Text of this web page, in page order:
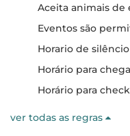
Aceita animais de
Eventos são
Horario de silêncio
Horário para
Horário para
ver todas as regras